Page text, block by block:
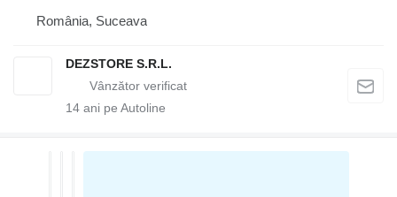
România, Suceava
DEZSTORE S.R.L.
14 ani pe Autoline